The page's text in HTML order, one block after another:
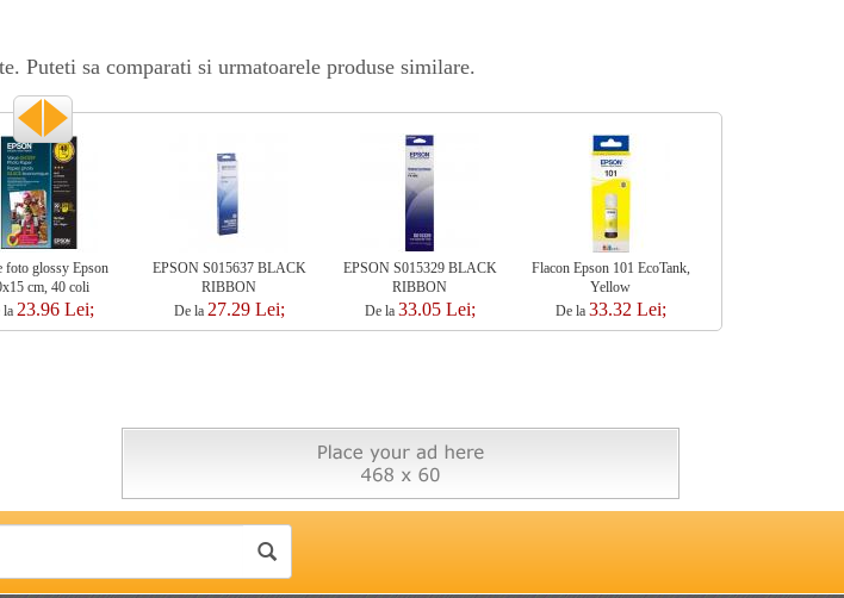
Puteti sa comparati si urmatoarele produse similare.
foto glossy Epson
cm, 40 coli
la 23.96 Lei;
EPSON S015637 BLACK
RIBBON
De la 27.29 Lei;
EPSON S015329 BLACK
RIBBON
De la 33.05 Lei;
Flacon Epson 101 EcoTank,
Yellow
De la 33.32 Lei;